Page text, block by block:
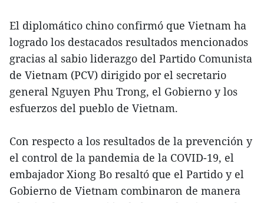
El diplomático chino confirmó que Vietnam ha
logrado los destacados resultados mencionados
gracias al sabio liderazgo del Partido Comunista
de Vietnam (PCV) dirigido por el secretario
general Nguyen Phu Trong, el Gobierno y los
esfuerzos del pueblo de Vietnam.
Con respecto a los resultados de la prevención y
el control de la pandemia de la COVID-19, el
embajador Xiong Bo resaltó que el Partido y el
Gobierno de Vietnam combinaron de manera